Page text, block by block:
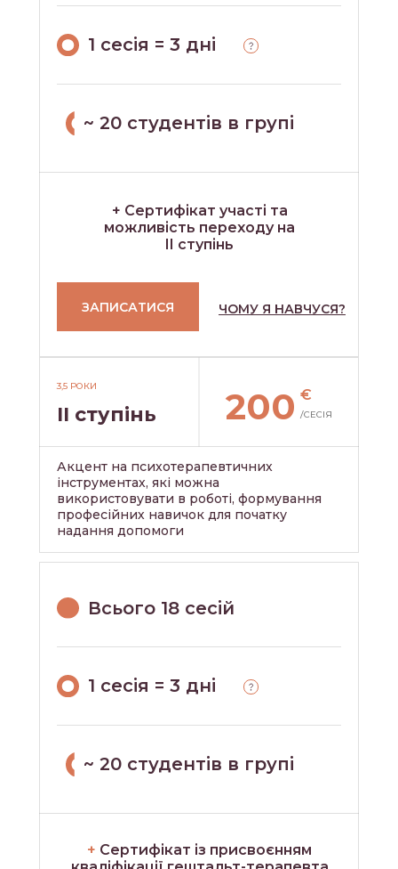
~ 20 студентів в групі
1 сесія = 3 дні
+ Сертифікат участі та
можливість переходу на
II ступінь
ЗАПИСАТИСЯ ЧОМУ Я НАВЧУСЯ?
200 /СЕСІЯ
€
II ступінь
3,5 РОКИ
Акцент на психотерапевтичних
інструментах, які можна
використовувати в роботі, формування
професійних навичок для початку
надання допомоги
Всього 18 сесій
~ 20 студентів в групі
1 сесія = 3 дні
+ Сертифікат із присвоєнням